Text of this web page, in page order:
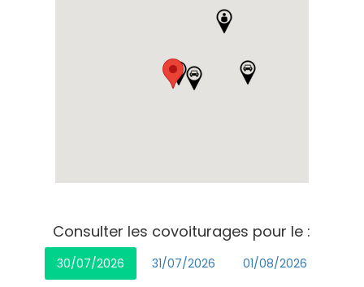
Consulter les covoiturages pour le :
30/07/2026 31/07/2026
01/08/2026